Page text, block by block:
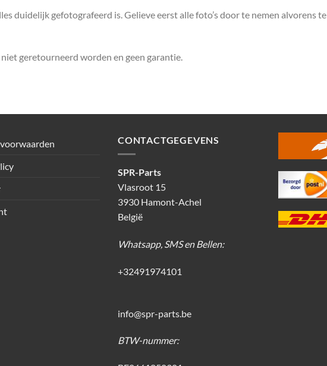
duidelijk gefotografeerd is. Gelieve eerst alle foto’s door te nemen alvorens
geretourneerd worden en geen garantie.
CONTACTGEGEVENS
SPR-Parts
Vlasroot 15
3930 Hamont-Achel
België
Whatsapp, SMS en Bellen:
+32491974101
info@spr-parts.be
BTW-nummer: